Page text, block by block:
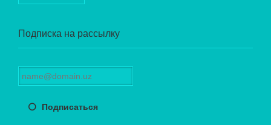
Подписка на рассылку
Подписаться